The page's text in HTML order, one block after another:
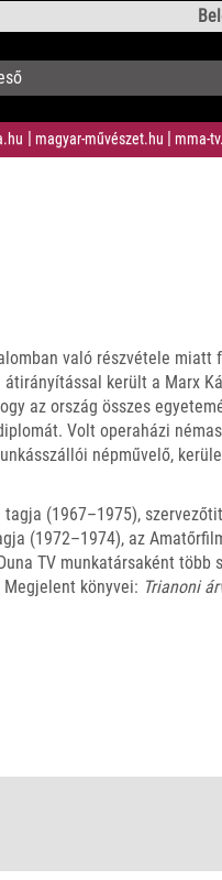
magyar-művészet.hu mma-
való részvétele miatt
került a Marx
az ország összes
Volt operaházi
népművelő,
(1967–1975),
(1972–1974), az
TV munkatársaként több
könyvei: Trianoni